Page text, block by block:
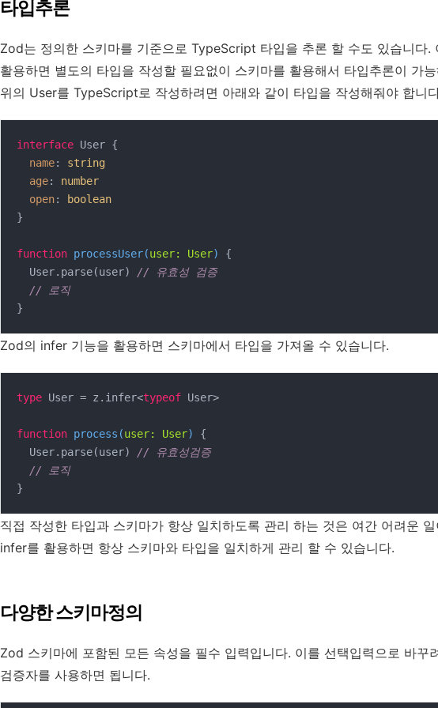
타입추론
Zod는 정의한 스키마를 기준으로 TypeScript 타입을 추론 할 수도 있습니다.
활용하면 별도의 타입을 작성할 필요없이 스키마를 활용해서 타입추론이 가
위의 User를 TypeScript로 작성하려면 아래와 같이 타입을 작성해줘야 합니
interface User {
name: string
age: number
open:
boolean
}
function processUser(user: User) {
  User.parse(user)
// 유효성 검증
// 로직
}
Zod의 infer 기능을 활용하면 스키마에서 타입을 가져올 수 있습니다.
type User = z.infer<typeof User>
function process (user: User) {
  User.parse(user)
// 유효성검증
// 로직
}
직접 작성한 타입과 스키마가 항상 일치하도록 관리 하는 것은 여간 어려운
infer를 활용하면 항상 스키마와 타입을 일치하게 관리 할 수 있습니다.
다양한 스키마정의
Zod 스키마에 포함된 모든 속성을 필수 입력입니다. 이를 선택입력으로 바꾸
검증자를 사용하면 됩니다.